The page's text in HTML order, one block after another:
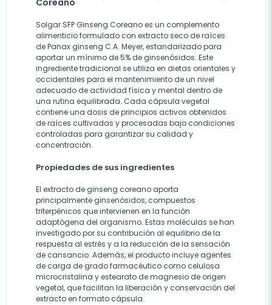
Coreano
Solgar SFP Ginseng Coreano es un complemento
alimenticio formulado con extracto seco de raíces
de Panax ginseng C.A. Meyer, estandarizado para
aportar un mínimo de 5% de ginsenósidos. Este
ingrediente tradicional se utiliza en dietas orientales y
occidentales para el mantenimiento de un nivel
adecuado de actividad física y mental dentro de
una rutina equilibrada. Cada cápsula vegetal
contiene una dosis de principios activos obtenidos
de raíces cultivadas y procesadas bajo condiciones
controladas para garantizar su calidad y
concentración.
Propiedades de sus ingredientes
El extracto de ginseng coreano aporta
principalmente ginsenósidos, compuestos
triterpénicos que intervienen en la función
adaptógena del organismo. Estas moléculas se han
investigado por su contribución al equilibrio de la
respuesta al estrés y a la reducción de la sensación
de cansancio. Además, el producto incluye agentes
de carga de grado farmacéutico como celulosa
microcristalina y estearato de magnesio de origen
vegetal, que facilitan la liberación y conservación del
extracto en formato cápsula.